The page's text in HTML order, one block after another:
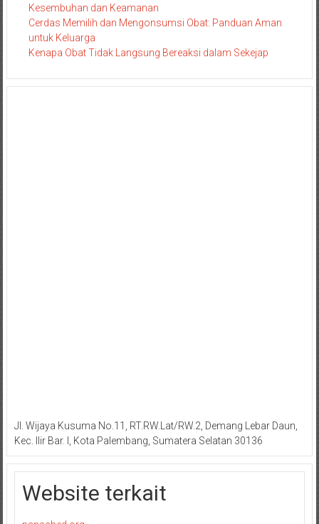
Kesembuhan dan Keamanan
Cerdas Memilih dan Mengonsumsi Obat: Panduan Aman
untuk Keluarga
Kenapa Obat Tidak Langsung Bereaksi dalam Sekejap
Jl. Wijaya Kusuma No.11, RT.RW.Lat/RW.2, Demang Lebar Daun,
Kec. Ilir Bar. I, Kota Palembang, Sumatera Selatan 30136
Website terkait